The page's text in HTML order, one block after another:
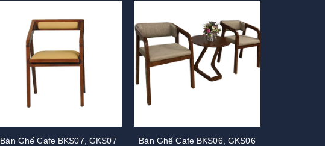
Bàn Ghế Cafe BKS07, GKS07
Bàn Ghế Cafe BKS06, GKS06